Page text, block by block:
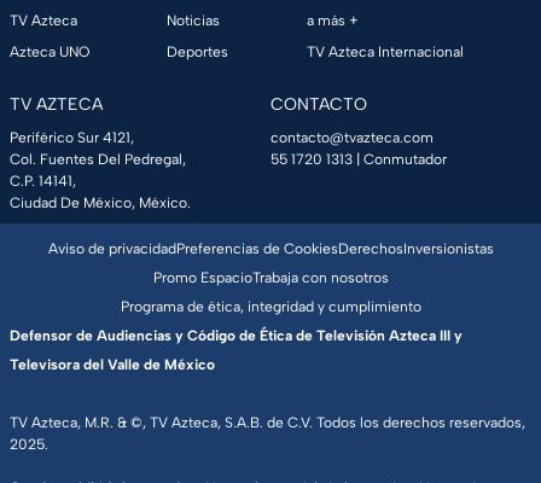
TV Azteca
Azteca UNO
Noticias
Deportes
a más +
TV Azteca Internacional
TV AZTECA
Periférico Sur 4121,
Col. Fuentes Del Pedregal,
C.P. 14141,
Ciudad De México, México.
CONTACTO
contacto@tvazteca.com
55 1720 1313 | Conmutador
TV Azteca, M.R. & ©, TV Azteca, S.A.B. de C.V. Todos los derechos reservados,
2025.
Aviso de privacidadPreferencias de CookiesDerechosInversionistas
Promo EspacioTrabaja con nosotros
Programa de ética, integridad y cumplimiento
Defensor de Audiencias y Código de Ética de Televisión Azteca III y
Televisora del Valle de México